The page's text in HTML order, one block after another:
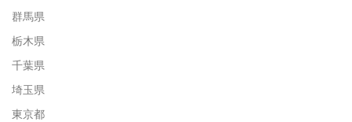
群馬県
栃木県
千葉県
埼玉県
東京都